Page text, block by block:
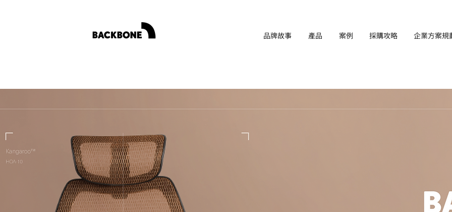
品牌故事 產品 案例 採購攻略 企業方案規